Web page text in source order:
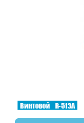
Винтовой R-513A